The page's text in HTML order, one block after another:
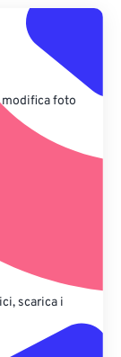
foto
scarica i